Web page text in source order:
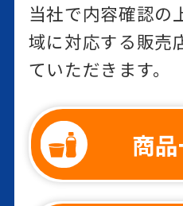
当社で内容確認の
域に対応する販売
ていただきます。
商